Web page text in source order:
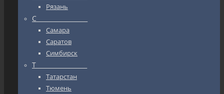
Рязань
С_________________
Самара
Саратов
Симбирск
Т_________________
Татарстан
Тюмень